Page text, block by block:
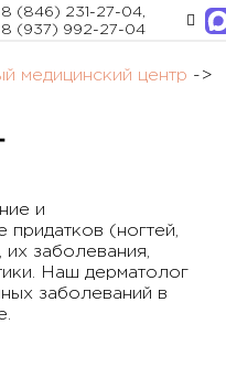
8 (846) 231-27-04,
8 (937) 992-27-04
медицинский центр ->
и
(ногтей,
заболевания,
Наш дерматолог
заболеваний в